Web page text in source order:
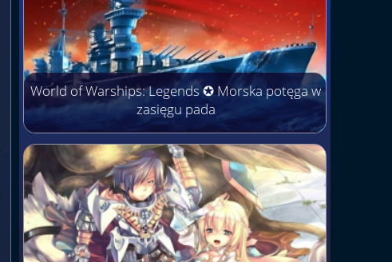
World of Warships: Legends ✪ Morska potęga w
zasięgu pada